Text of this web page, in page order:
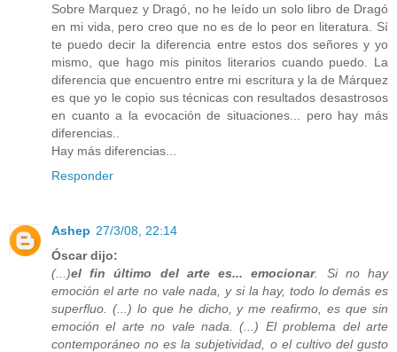
Sobre Marquez y Dragó, no he leído un solo libro de Dragó
en mi vida, pero creo que no es de lo peor en literatura. Sí
te puedo decir la diferencia entre estos dos señores y yo
mismo, que hago mis pinitos literarios cuando puedo. La
diferencia que encuentro entre mi escritura y la de Márquez
es que yo le copio sus técnicas con resultados desastrosos
en cuanto a la evocación de situaciones... pero hay más
diferencias..
Hay más diferencias...
Responder
Ashep 27/3/08, 22:14
Óscar dijo:
(...)el fin último del arte es... emocionar. Si no hay
emoción el arte no vale nada, y si la hay, todo lo demás es
superfluo. (...) lo que he dicho, y me reafirmo, es que sin
emoción el arte no vale nada. (...) El problema del arte
contemporáneo no es la subjetividad, o el cultivo del gusto